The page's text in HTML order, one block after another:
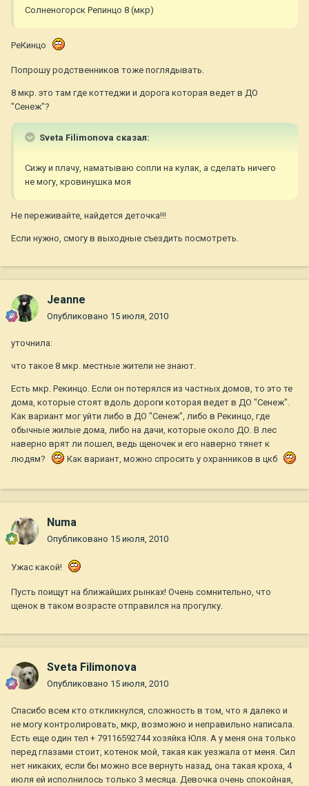
Солненогорск Репинцо 8 (мкр)
РеКинцо
Попрошу родственников тоже поглядывать.
8 мкр. это там где коттеджи и дорога которая ведет в ДО
"Сенеж"?
Sveta Filimonova сказал:
Сижу и плачу, наматываю сопли на кулак, а сделать ничего
не могу, кровинушка моя
Не переживайте, найдется деточка!!!
Если нужно, смогу в выходные съездить посмотреть.
Jeanne
Опубликовано 15 июля, 2010
уточнила:
что такое 8 мкр. местные жители не знают.
Есть мкр. Рекинцо. Если он потерялся из частных домов, то это те
дома, которые стоят вдоль дороги которая ведет в ДО "Сенеж".
Как вариант мог уйти либо в ДО "Сенеж", либо в Рекинцо, где
обычные жилые дома, либо на дачи, которые около ДО. В лес
наверно врят ли пошел, ведь щеночек и его наверно тянет к
людям?
Как вариант, можно спросить у охранников в цкб
Numa
Опубликовано 15 июля, 2010
Ужас какой!
Пусть поищут на ближайших рынках! Очень сомнительно, что
щенок в таком возрасте отправился на прогулку.
Sveta Filimonova
Опубликовано 15 июля, 2010
Спасибо всем кто откликнулся, сложность в том, что я далеко и
не могу контролировать, мкр, возможно и неправильно написала.
Есть еще один тел + 79116592744 хозяйка Юля. А у меня она только
перед глазами стоит, котенок мой, такая как уезжала от меня. Сил
нет никаких, если бы можно все вернуть назад, она такая кроха, 4
июля ей исполнилось только 3 месяца. Девочка очень спокойная,